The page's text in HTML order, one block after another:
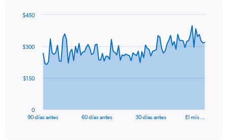
data
The
90 días antes 60 días antes 30 días antes El mis…
0
$150
$300
$450